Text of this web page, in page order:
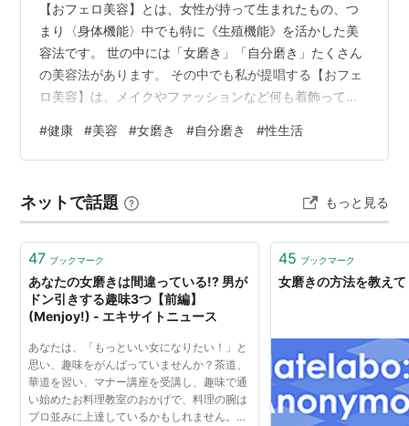
【おフェロ美容】とは、女性が持って生まれたもの、つ
まり〈身体機能〉中でも特に《生殖機能》を活かした美
容法です。 世の中には「女磨き」「自分磨き」たくさん
の美容法があります。 その中でも私が提唱する【おフェ
ロ美容】は、メイクやファッションなど何も着飾ってい
しています。 それも、色っぽくて、ツヤっぽい、フェロ
モン溢れる〔セクシーさ〕に可憐でキュートな〔可愛
性に。 その目的のための【おフェロ美容】の具体的な方
法は、もちろん1日の使い方・習慣の改善。 美容や健康に
は、やはり欠くことはできない、 ・…
#健康 #美容 #女磨き #自分磨き #性生活
ネットで話題 もっと見る
47 ブックマーク
あなたの女磨きは間違っている!? 男が
ドン引きする趣味3つ【前編】
(Menjoy!) - エキサイトニュース
あなたは、「もっといい女になりたい！」と
思い、趣味をがんばっていませんか？茶道、
華道を習い、マナー講座を受講し、趣味で通
い始めたお料理教室のおかげで、料理の腕は
プロ並みに上達しているかもしれません。し
45 ブックマーク
女磨きの方法を教え